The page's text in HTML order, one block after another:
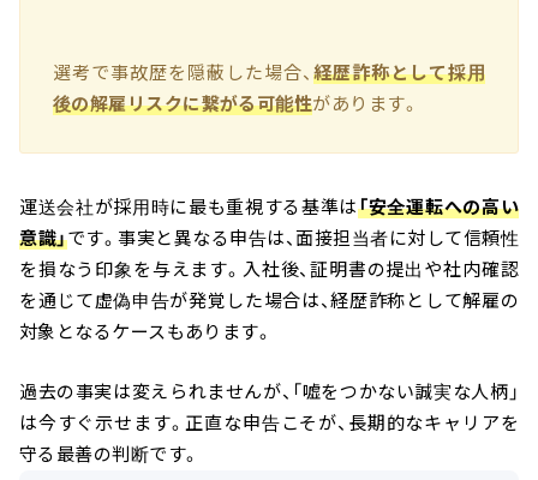
選考で事故歴を隠蔽した場合、 経歴詐称として採用
後の解雇リスクに繋がる可能性があります。
運送会社が採用時に最も重視する基準は「安全運転への高い
意識」です。事実と異なる申告は、面接担当者に対して信頼性
を損なう印象を与えます。入社後、証明書の提出や社内確認
を通じて虚偽申告が発覚した場合は、経歴詐称として解雇の
対象となるケースもあります。
過去の事実は変えられませんが、「嘘をつかない誠実な人柄」
は今すぐ示せます。正直な申告こそが、長期的なキャリアを
守る最善の判断です。